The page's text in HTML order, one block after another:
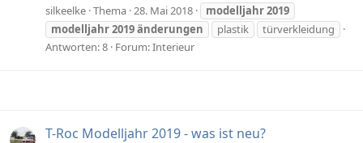
silkeelke Thema 28. Mai 2018 modelljahr2019
modelljahr2019änderungen plastik
türverkleidung
Antworten: 8 Forum:Interieur
T-Roc Modelljahr 2019 - was ist neu?